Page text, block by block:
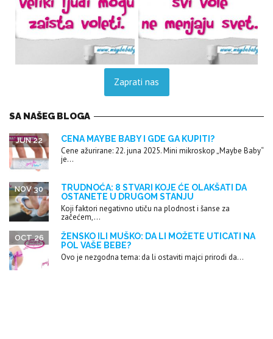
Zaprati nas
SA NAŠEG BLOGA
CENA MAYBE BABY I GDE GA KUPITI?
JUN 22
Cene ažurirane: 22. juna 2025. Mini mikroskop „Maybe Baby“
je...
TRUDNOĆA: 8 STVARI KOJE ĆE OLAKŠATI DA
OSTANETE U DRUGOM STANJU
NOV 30
Koji faktori negativno utiču na plodnost i šanse za
začećem,...
ŽENSKO ILI MUŠKO: DA LI MOŽETE UTICATI NA
POL VAŠE BEBE?
OCT 26
Ovo je nezgodna tema: da li ostaviti majci prirodi da...